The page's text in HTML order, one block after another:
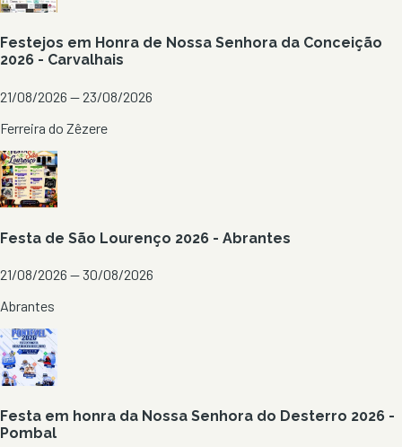
Festejos em Honra de Nossa Senhora da Conceição
2026 - Carvalhais
21/08/2026 — 23/08/2026
Ferreira do Zêzere
Festa de São Lourenço 2026 - Abrantes
21/08/2026 — 30/08/2026
Abrantes
Festa em honra da Nossa Senhora do Desterro 2026 -
Pombal